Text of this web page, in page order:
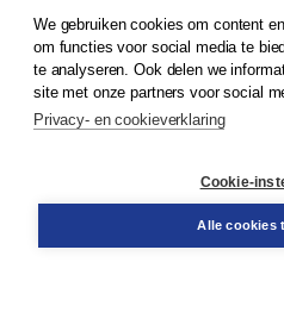
© 2026Koninklijke Boom uitgevers
Bestellen
We gebruiken cookies om content
om functies voor social media te
te analyseren. Ook delen we
site met onze partners voor social
Privacy- en cookieverklaring
Cookie-
Alle cookies